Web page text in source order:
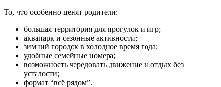
То, что особенно ценят родители:
большая территория для прогулок и игр;
аквапарк и сезонные активности;
зимний городок в холодное время года;
удобные семейные номера;
возможность чередовать движение и отдых без
усталости;
формат “всё рядом”.